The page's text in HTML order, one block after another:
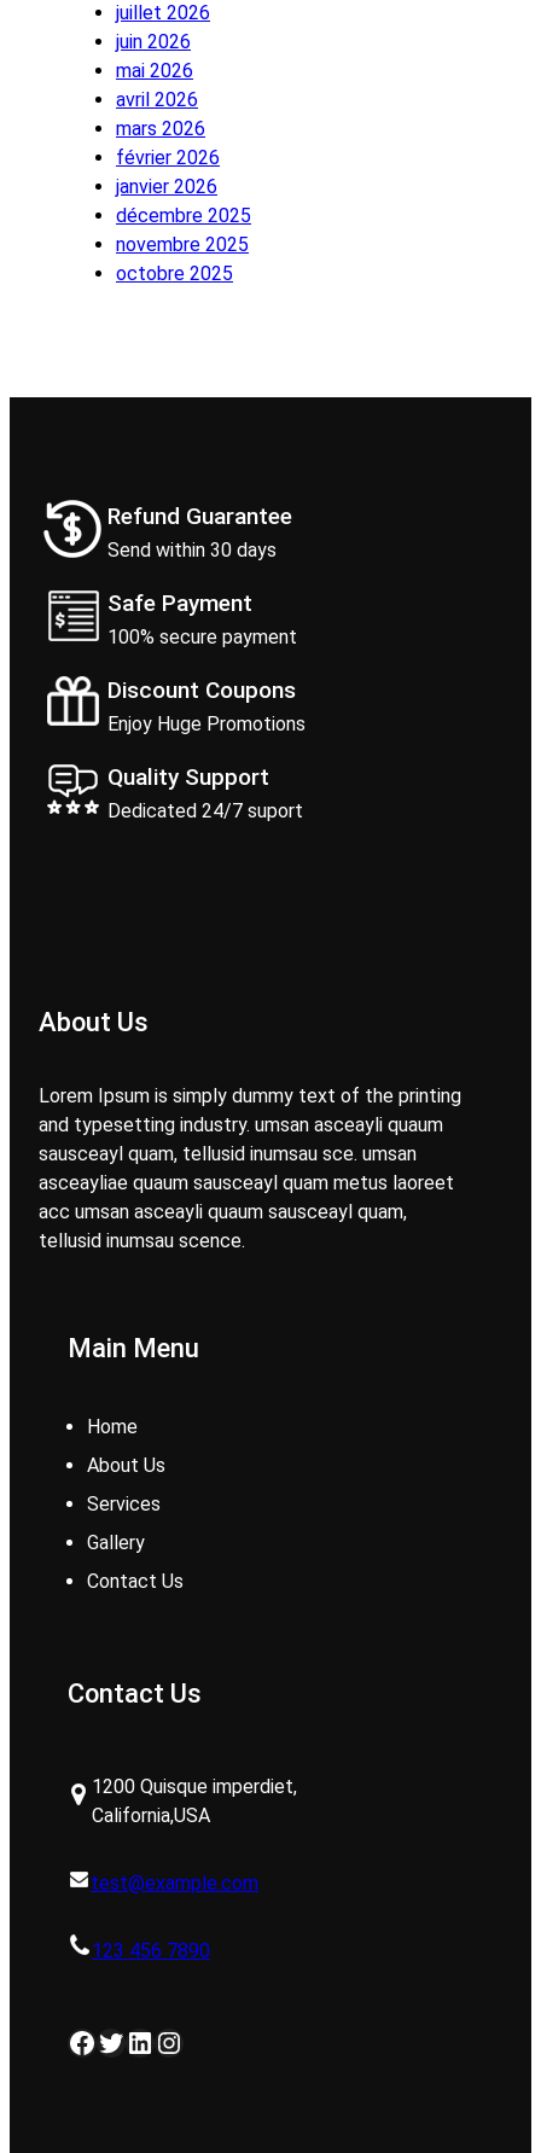
juillet 2026
juin 2026
mai 2026
avril 2026
mars 2026
février 2026
janvier 2026
décembre 2025
novembre 2025
octobre 2025
Refund Guarantee
Send within 30 days
Safe Payment
100% secure payment
Discount Coupons
Enjoy Huge Promotions
Quality Support
Dedicated 24/7 suport
About Us
Lorem Ipsum is simply dummy text of the printing
and typesetting industry. umsan asceayli quaum
sausceayl quam, tellusid inumsau sce. umsan
asceayliae quaum sausceayl quam metus laoreet
acc umsan asceayli quaum sausceayl quam,
tellusid inumsau scence.
Main Menu
Home
About Us
Services
Gallery
Contact Us
Contact Us
1200 Quisque imperdiet,
California,USA
test@example.com
123 456 7890
Facebook Twitter LinkedIn Instagram